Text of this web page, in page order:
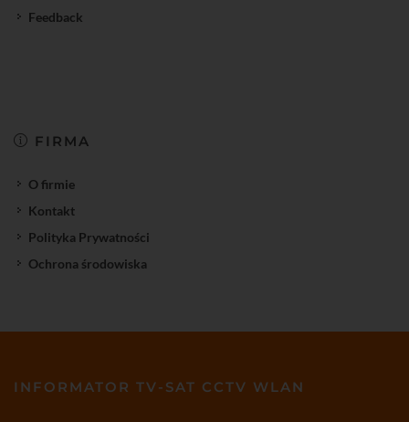
Feedback
FIRMA
O firmie
Kontakt
Polityka Prywatności
Ochrona środowiska
INFORMATOR TV-SAT CCTV WLAN